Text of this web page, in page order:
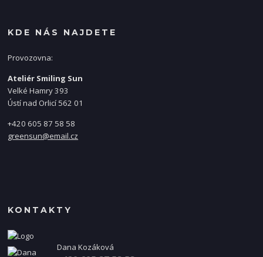
KDE NÁS NAJDETE
Provozovna:
Ateliér Smiling Sun
Velké Hamry 393
Ústí nad Orlicí 562 01
+420 605 87 58 58
greensun@email.cz
KONTAKTY
Dana Kozáková